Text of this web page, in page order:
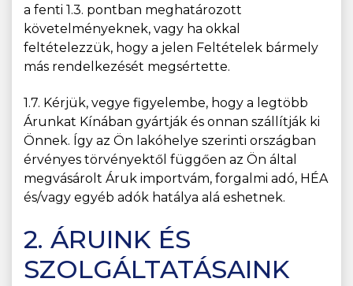
a fenti 1.3. pontban meghatározott
követelményeknek, vagy ha okkal
feltételezzük, hogy a jelen Feltételek bármely
más rendelkezését megsértette.
1.7. Kérjük, vegye figyelembe, hogy a legtöbb
Árunkat Kínában gyártják és onnan szállítják ki
Önnek. Így az Ön lakóhelye szerinti országban
érvényes törvényektől függően az Ön által
megvásárolt Áruk importvám, forgalmi adó, HÉA
és/vagy egyéb adók hatálya alá eshetnek.
2. ÁRUINK ÉS
SZOLGÁLTATÁSAINK